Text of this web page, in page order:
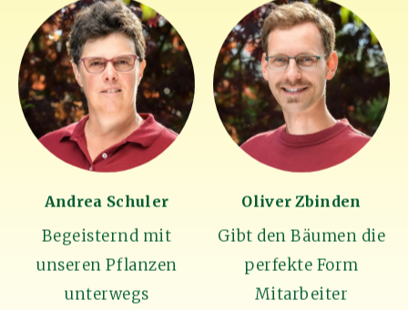
Andrea Schuler
Begeisternd mit
unseren Pflanzen
unterwegs
Oliver Zbinden
Gibt den Bäumen die
perfekte Form
Mitarbeiter